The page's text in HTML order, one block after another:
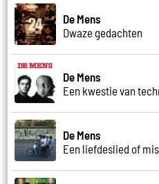
De Mens
Dwaze gedachten
De Mens
Een kwestie van
De Mens
Een liefdeslied of